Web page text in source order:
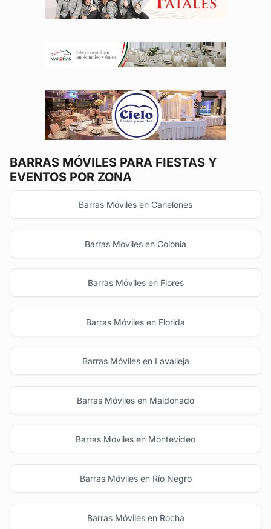
BARRAS MÓVILES PARA FIESTAS Y
EVENTOS POR ZONA
Barras Móviles en Canelones
Barras Móviles en Colonia
Barras Móviles en Flores
Barras Móviles en Florida
Barras Móviles en Lavalleja
Barras Móviles en Maldonado
Barras Móviles en Montevideo
Barras Móviles en Río Negro
Barras Móviles en Rocha